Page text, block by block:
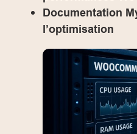
Documentation
l’optimisation